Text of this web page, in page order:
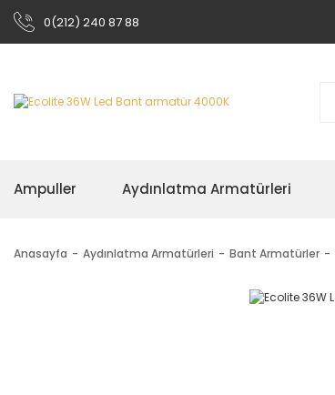
0(212) 240 87 88
Ampuller Aydınlatma Armatürleri
Anasayfa Aydınlatma Armatürleri Bant Armatürler